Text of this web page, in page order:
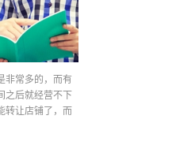
非常多的，而有
之后就经营不下
转让店铺了，而